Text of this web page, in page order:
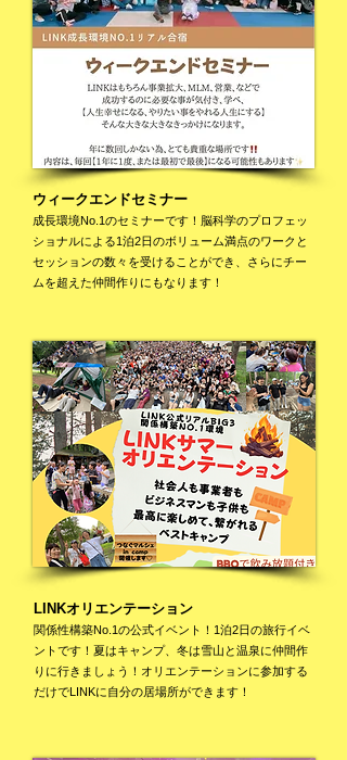
ウィークエンドセミナー
​成長環境No.1のセミナーです！脳科学のプロフェッ
ショナルによる1泊2日のボリューム満点のワークと
セッションの数々を受けることができ、さらにチー
ムを超えた仲間作りにもなります！
LINKオリエンテーション
​関係性構築No.1の公式イベント！1泊2日の旅行イベ
ントです！夏はキャンプ、冬は雪山と温泉に仲間作
りに行きましょう！オリエンテーションに参加する
だけでLINKに自分の居場所ができます！